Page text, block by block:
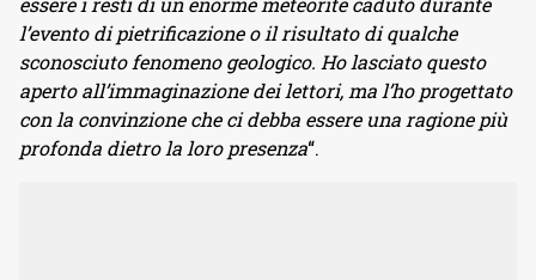
l’evento di pietrificazione o il risultato di qualche
sconosciuto fenomeno geologico. Ho lasciato questo
aperto all’immaginazione dei lettori, ma l’ho progettato
con la convinzione che ci debba essere una ragione più
profonda dietro la loro presenza“.